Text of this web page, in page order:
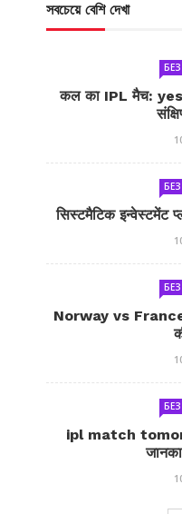
সবচেয়ে বেশি দেখা
कल का IPL मैच:
सिस्टमैटिक इन्वेस्टमेंट
Norway vs France:
ipl match